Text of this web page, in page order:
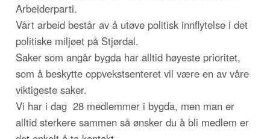
Arbeiderparti.
Vårt arbeid består av å utøve politisk innflytelse i det
politiske miljøet på Stjørdal.
Saker som angår bygda har alltid høyeste prioritet,
som å beskytte oppvekstsenteret vil være en av våre
viktigeste saker.
Vi har i dag 28 medlemmer i bygda, men man er
alltid sterkere sammen så ønsker du å bli medlem er